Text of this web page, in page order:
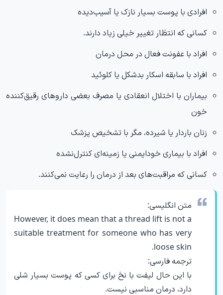
افرادی با پوست بسیار نازک یا آسیب‌دیده
کسانی که انتظار تغییر خیلی زیاد دارند.
افراد با عفونت فعال در محل درمان
افراد با سابقه اسکار بدشکل یا کلوئید
بیماران با اختلال انعقادی یا مصرف بعضی داروهای رقیق‌کننده
خون
زنان باردار یا شیرده، مگر با تشخیص پزشک
افراد با بیماری خودایمنی یا زمینه‌ای کنترل‌نشده
کسانی که مراقبت‌های بعد از درمان را رعایت نمی‌کنند.
متن انگلیسی:
However, it does mean that a thread lift is not a
suitable treatment for someone who has very
loose skin.
ترجمه فارسی:
با این حال لیفت با نخ برای کسی که پوست بسیار شلی
دارد، درمان مناسبی نیست.